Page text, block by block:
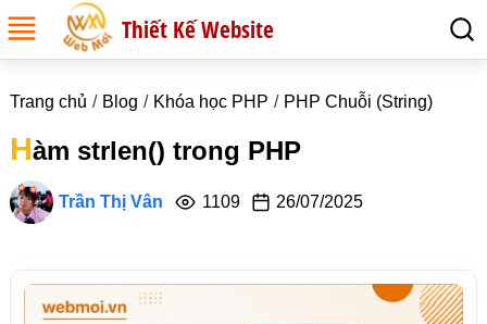
Thiết Kế Website
Trang chủ Blog Khóa học PHP PHP Chuỗi (String)
Hàm strlen() trong PHP
Trần Thị Vân 1109 26/07/2025